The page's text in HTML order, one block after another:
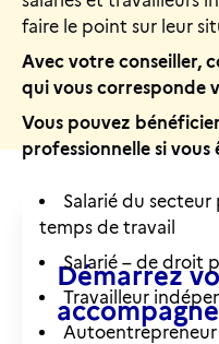
faire le point sur leur
Avec votre conseiller,
qui vous corresponde
Vous pouvez
professionnelle si vous
Salarié du
temps de travail
Salarié – de droit
Travailleur
Autoentrepreneur
Démarrez